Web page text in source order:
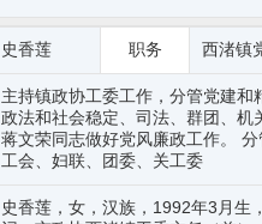
史香莲 职务 西渚镇
主持镇政协工委工作，分管党建和
政法和社会稳定、司法、群团、
蒋文荣同志做好党风廉政工作。
工会、妇联、团委、关工委
史香莲，女，汉族，1992年3月生